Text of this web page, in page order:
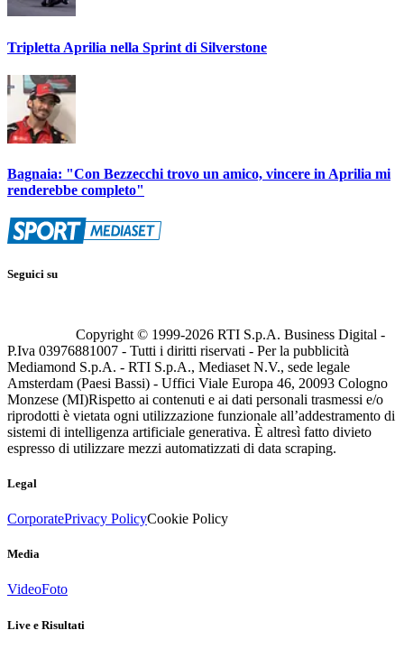
Tripletta Aprilia nella Sprint di Silverstone
Bagnaia: "Con Bezzecchi trovo un amico, vincere in Aprilia mi
renderebbe completo"
Seguici su
Copyright © 1999-2026 RTI S.p.A. Business Digital -
P.Iva 03976881007 - Tutti i diritti riservati - Per la pubblicità
Mediamond S.p.A. - RTI S.p.A., Mediaset N.V., sede legale
Amsterdam (Paesi Bassi) - Uffici Viale Europa 46, 20093 Cologno
Monzese (MI)Rispetto ai contenuti e ai dati personali trasmessi e/o
riprodotti è vietata ogni utilizzazione funzionale all’addestramento di
sistemi di intelligenza artificiale generativa. È altresì fatto divieto
espresso di utilizzare mezzi automatizzati di data scraping.
Legal
CorporatePrivacy PolicyCookie Policy
Media
VideoFoto
Live e Risultati